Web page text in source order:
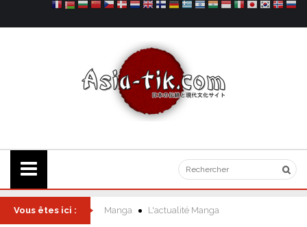
Vous êtes ici : Manga L'actualité Manga